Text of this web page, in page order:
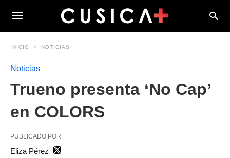
INICIO NOTICIAS
Noticias
Trueno presenta ‘No Cap’
en COLORS
PUBLICADO POR
Eliza Pérez